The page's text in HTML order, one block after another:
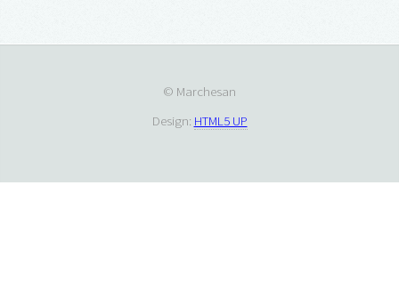
© Marchesan
Design: HTML5 UP